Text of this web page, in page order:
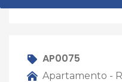
AP0075
Apartamento -